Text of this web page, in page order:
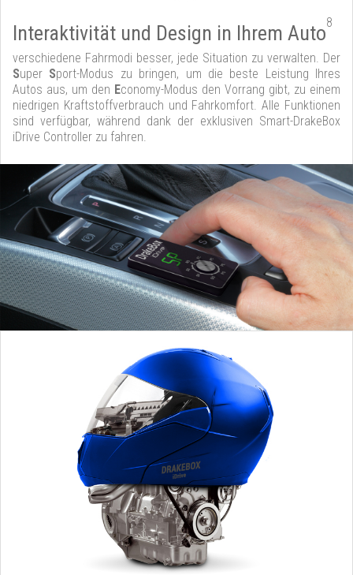
Interaktivität und Design in Ihrem Auto8
verschiedene Fahrmodi besser, jede Situation zu verwalten. Der
Super Sport-Modus zu bringen, um die beste Leistung Ihres
Autos aus, um den Economy-Modus den Vorrang gibt, zu einem
niedrigen Kraftstoffverbrauch und Fahrkomfort. Alle Funktionen
sind verfügbar, während dank der exklusiven Smart-DrakeBox
iDrive Controller zu fahren.